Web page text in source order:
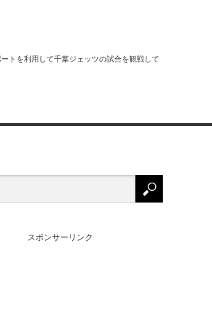
トを利用して千葉ジェッツの試合を観戦して
スポンサーリンク